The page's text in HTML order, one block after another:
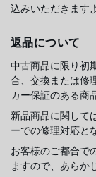
込みいただきます
返品について
中古商品に限り初
合、交換または修
カー保証のある商
新品商品に関して
ーでの修理対応と
お客様のご都合で
ますので、あらか